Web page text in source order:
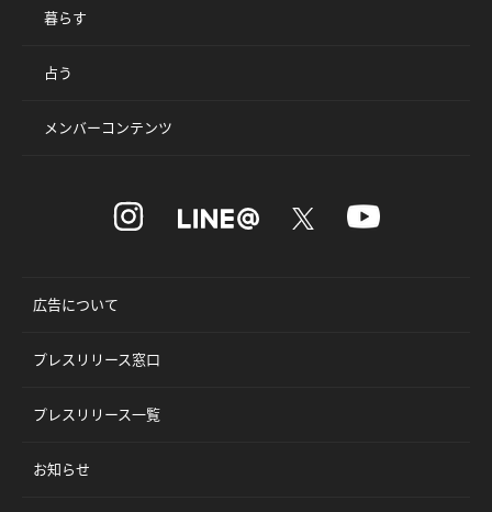
暮らす
占う
メンバーコンテンツ
広告について
プレスリリース窓口
プレスリリース一覧
お知らせ